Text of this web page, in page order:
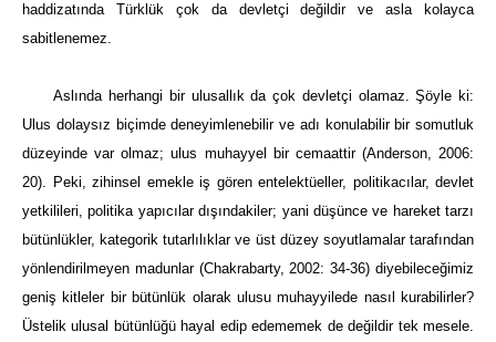
haddizatında Türklük çok da devletçi değildir ve asla kolayca
sabitlenemez.
Aslında herhangi bir ulusallık da çok devletçi olamaz. Şöyle ki:
Ulus dolaysız biçimde deneyimlenebilir ve adı konulabilir bir somutluk
düzeyinde var olmaz; ulus muhayyel bir cemaattir (Anderson, 2006:
20). Peki, zihinsel emekle iş gören entelektüeller, politikacılar, devlet
yetkilileri, politika yapıcılar dışındakiler; yani düşünce ve hareket tarzı
bütünlükler, kategorik tutarlılıklar ve üst düzey soyutlamalar tarafından
yönlendirilmeyen madunlar (Chakrabarty, 2002: 34-36) diyebileceğimiz
geniş kitleler bir bütünlük olarak ulusu muhayyilede nasıl kurabilirler?
Üstelik ulusal bütünlüğü hayal edip edememek de değildir tek mesele.